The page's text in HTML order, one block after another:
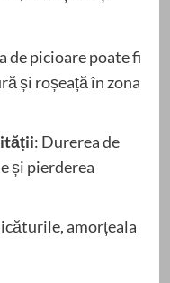
de picioare poate fi
și roșeață în zona
: Durerea de
și pierderea
amorțeala